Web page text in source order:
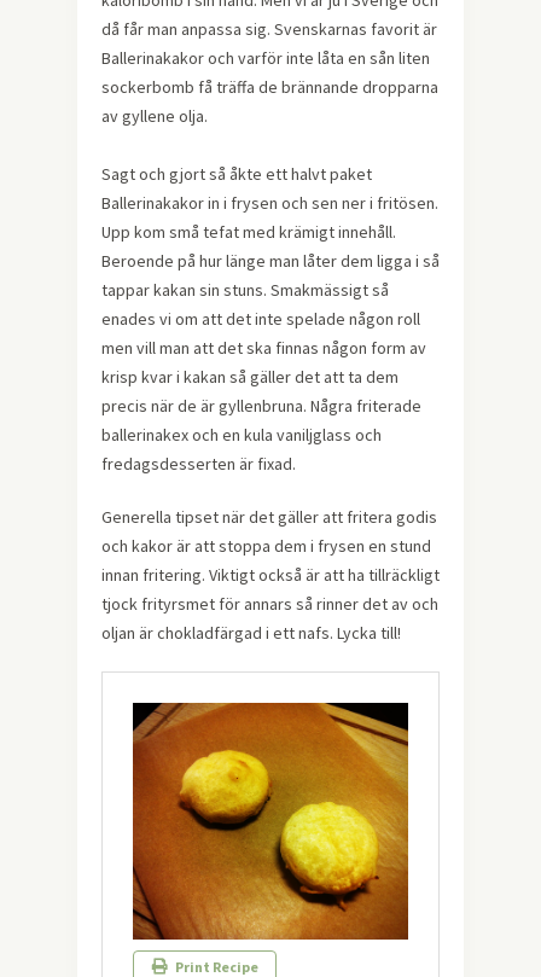
då får man anpassa sig. Svenskarnas favorit är
Ballerinakakor och varför inte låta en sån liten
sockerbomb få träffa de brännande dropparna
av gyllene olja.
Sagt och gjort så åkte ett halvt paket
Ballerinakakor in i frysen och sen ner i fritösen.
Upp kom små tefat med krämigt innehåll.
Beroende på hur länge man låter dem ligga i så
tappar kakan sin stuns. Smakmässigt så
enades vi om att det inte spelade någon roll
men vill man att det ska finnas någon form av
krisp kvar i kakan så gäller det att ta dem
precis när de är gyllenbruna. Några friterade
ballerinakex och en kula vaniljglass och
fredagsdesserten är fixad.
Generella tipset när det gäller att fritera godis
och kakor är att stoppa dem i frysen en stund
innan fritering. Viktigt också är att ha tillräckligt
tjock frityrsmet för annars så rinner det av och
oljan är chokladfärgad i ett nafs. Lycka till!
Print Recipe